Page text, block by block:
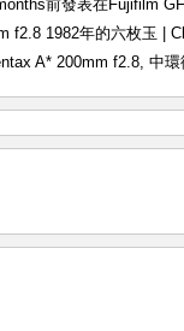
前發表在Fujifilm
f2.8 1982年的六枚玉 |
A* 200mm f2.8, 中環